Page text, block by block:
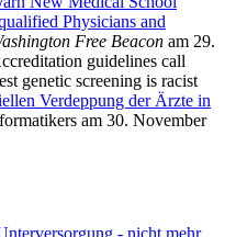
Physicians and
Free Beacon am 29.
guidelines call
genetic screening is racist
Verdeppung der Ärzte in
am 30. November
- nicht mehr